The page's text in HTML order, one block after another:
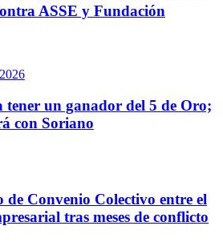
ASSE y Fundación
un ganador del 5 de Oro;
con Soriano
de Convenio Colectivo entre el
tras meses de conflicto